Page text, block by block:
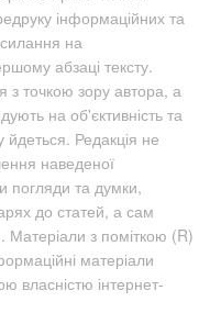
інформаційних та
на
абзаці тексту.
з точкою зору автора, а
на об'єктивність та
йдеться. Редакція не
наведеної
погляди та думки,
до статей, а сам
Матеріали з поміткою (R)
матеріали
власністю інтернет-